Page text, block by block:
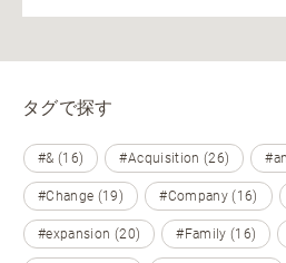
タグで探す
#& (16) #Acquisition (26)
#Change (19) #Company (16)
#expansion (20) #Family (16)